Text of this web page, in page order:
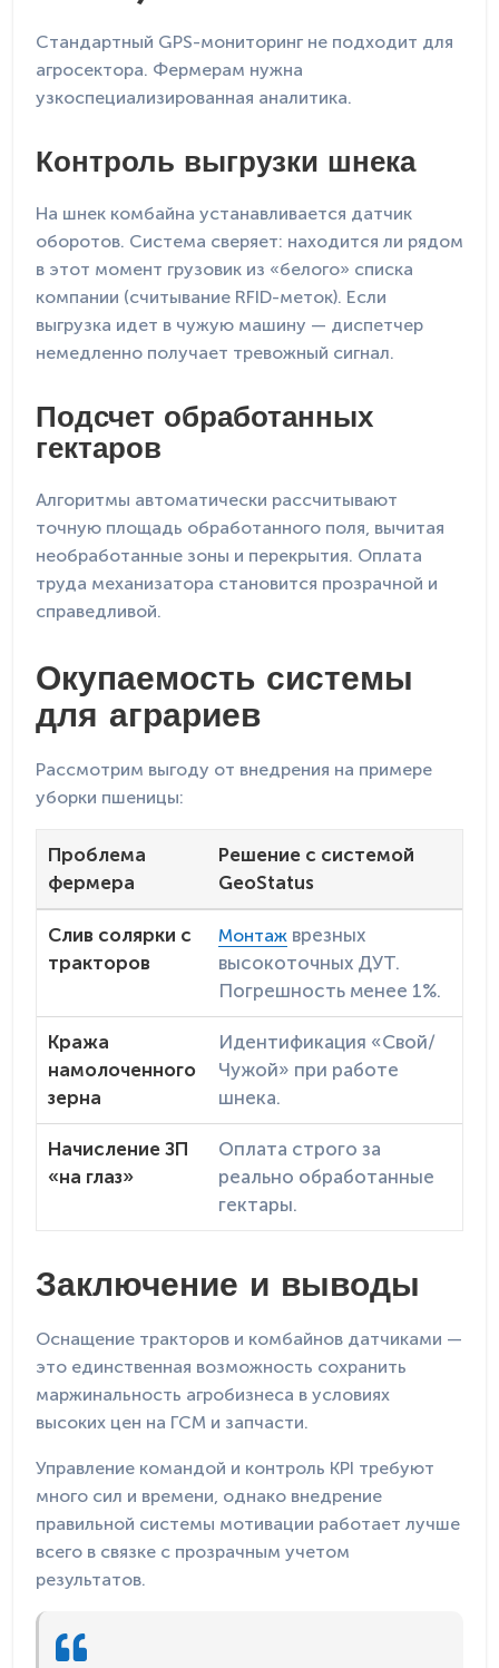
Стандартный GPS-мониторинг не подходит для
агросектора. Фермерам нужна
узкоспециализированная аналитика.
Контроль выгрузки шнека
На шнек комбайна устанавливается датчик
оборотов. Система сверяет: находится ли рядом
в этот момент грузовик из «белого» списка
компании (считывание RFID-меток). Если
выгрузка идет в чужую машину — диспетчер
немедленно получает тревожный сигнал.
Подсчет обработанных
гектаров
Алгоритмы автоматически рассчитывают
точную площадь обработанного поля, вычитая
необработанные зоны и перекрытия. Оплата
труда механизатора становится прозрачной и
справедливой.
Окупаемость системы
для аграриев
Рассмотрим выгоду от внедрения на примере
уборки пшеницы:
Проблема
фермера
Решение с системой
GeoStatus
Слив солярки с
тракторов
Монтаж врезных
высокоточных ДУТ.
Погрешность менее 1%.
Кража
намолоченного
зерна
Идентификация «Свой/
Чужой» при работе
шнека.
Начисление ЗП
«на глаз»
Оплата строго за
реально обработанные
гектары.
Заключение и выводы
Оснащение тракторов и комбайнов датчиками —
это единственная возможность сохранить
маржинальность агробизнеса в условиях
высоких цен на ГСМ и запчасти.
Управление командой и контроль KPI требуют
много сил и времени, однако внедрение
правильной системы мотивации работает лучше
всего в связке с прозрачным учетом
результатов.